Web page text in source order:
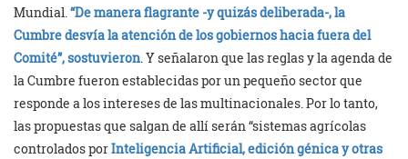
Mundial.“De manera flagrante -y quizás deliberada-, la
Cumbre desvía la atención de los gobiernos hacia fuera del
Comité”, sostuvieron. Y señalaron que las reglas y la agenda de
la Cumbre fueron establecidas por un pequeño sector que
responde a los intereses de las multinacionales. Por lo tanto,
las propuestas que salgan de allí serán “sistemas agrícolas
controlados porInteligencia Artificial, edición génica y otras